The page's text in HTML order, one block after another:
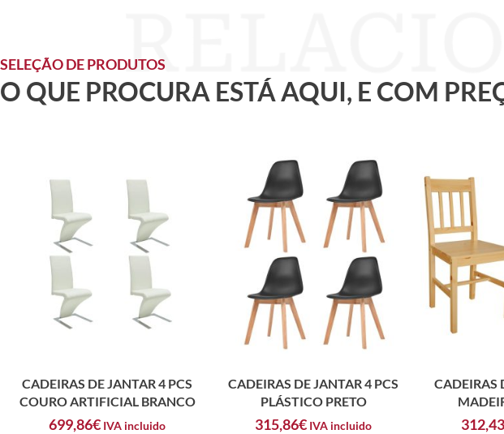
SELEÇÃO DE PRODUTOS
O QUE PROCURA ESTÁ AQUI, E COM
CADEIRAS DE JANTAR 4 PCS
COURO ARTIFICIAL BRANCO
699,86€ IVA incluido
CADEIRAS DE JANTAR 4 PCS
PLÁSTICO PRETO
315,86€ IVA incluido
CADEIRAS
312,43